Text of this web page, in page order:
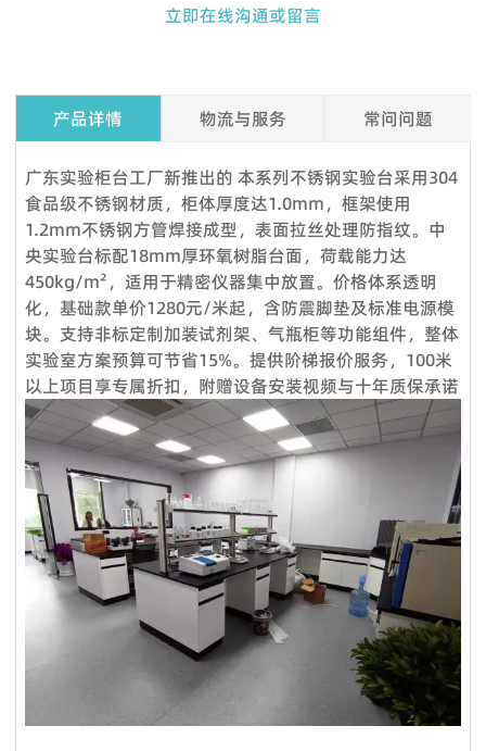
立即在线沟通或留言
产品详情 物流与服务 常问问题
广东实验柜台工厂新推出的 本系列不锈钢实验台采用304
食品级不锈钢材质，柜体厚度达1.0mm，框架使用
1.2mm不锈钢方管焊接成型，表面拉丝处理防指纹。中
央实验台标配18mm厚环氧树脂台面，荷载能力达
450kg/m²，适用于精密仪器集中放置。价格体系透明
化，基础款单价1280元/米起，含防震脚垫及标准电源模
块。支持非标定制加装试剂架、气瓶柜等功能组件，整体
实验室方案预算可节省15%。提供阶梯报价服务，100米
以上项目享专属折扣，附赠设备安装视频与十年质保承诺
360度服务：
VOUPLUS组建了专业的工程团队，为工程客户和品牌店客户提
供完善的服务和****的项目解决方案。工程团队负责投标项目、
方案设计、配置、现场测量、验收报告、后续服务等。项目案例
来自政府、医疗机构、教育系统、酒店、银行等各行各业。我们
还负责提供专业的服务，通过提供培训课程帮助品牌店客户建立
强大的销售团队，这就是过去15年来客户选择我们的原因。
服务理念：客户至上
售前服务：
VOUPLUS坚持把专业的人放在合适的岗位，工程团队为客户提
供专业的方案设计、**合理的空间配置、后期的跟进工作，致力
于打造和谐的工作环境。
Q1. 我可以在下订单之前索取样品吗？
是的，我们欢迎样品订单来测试和检查质量。混合样品是可以接
受的。但考虑到节省邮费，我们还提供详细的图片和其他您需要
的文件，以作为替代解决方案来消除您的顾虑。
Q2.我可以参观你们的工厂吗？
当然，我们的工厂位于中国广州，距离广州白云国际机场仅 12
公里。如果您想参观我们的工厂，请联系我们预约。除了带您参
观我们的工厂外，我们还可以帮助您预订酒店、机场接机等。
Q3.你们工厂的付款期限是怎样的？
标准产品，通常以 TT 30% 定金，装货前 70% 余款；信用证；
OA；贸易保证可接受。定制产品需支付 50% 定金。
Q4：交货时间怎么样？
标准产品需要5-7个工作日，定制产品时间需要20天；大批量生
产需要10天**。
Q5：我是一个小批发商，你们接受小额订单吗？
当然可以。从您联系我们的那一刻起，您就成为我们宝贵的潜在
客户。无论您的数量多大或少，我们都期待与您合作，希望我们
Q6：我可以把我的标志放在产品上吗？